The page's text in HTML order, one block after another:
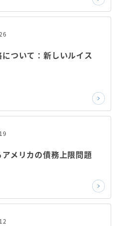
ついて：新しいルイス
メリカの債務上限問題